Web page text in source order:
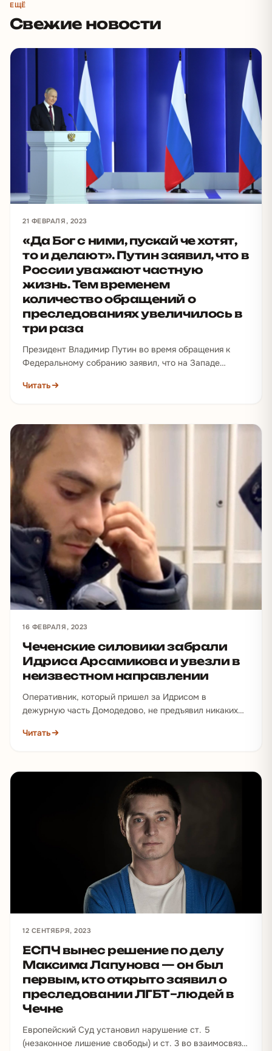
ЕЩЁ
Свежие новости
21 ФЕВРАЛЯ, 2023
«Да Бог с ними, пускай че хотят,
то и делают». Путин заявил, что в
России уважают частную
жизнь. Тем временем
количество обращений о
преследованиях увеличилось в
три раза
Президент Владимир Путин во время обращения к
Федеральному собранию заявил, что на Западе
Читать
16 ФЕВРАЛЯ, 2023
Чеченские силовики забрали
Идриса Арсамикова и увезли в
неизвестном направлении
Оперативник, который пришел за Идрисом в
дежурную часть Домодедово, не предъявил никаких
предоставить…
Читать
12 СЕНТЯБРЯ, 2023
ЕСПЧ вынес решение по делу
Максима Лапунова — он был
первым, кто открыто заявил о
преследовании ЛГБТ–людей в
Чечне
Европейский Суд установил нарушение ст. 5
(незаконное лишение свободы) и ст. 3 во взаимосвязи